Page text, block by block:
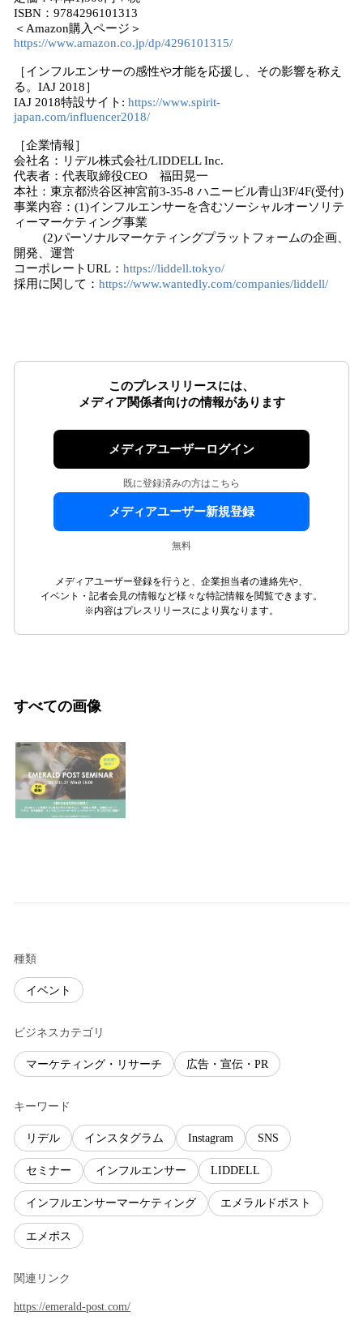
ISBN：9784296101313
＜Amazon購入ページ＞
https://www.amazon.co.jp/dp/4296101315/
［インフルエンサーの感性や才能を応援し、その影響を称え
る。IAJ 2018］
IAJ 2018特設サイト: https://www.spirit-
japan.com/influencer2018/
［企業情報］
会社名：リデル株式会社/LIDDELL Inc.
代表者：代表取締役CEO 福田晃一
本社：東京都渋谷区神宮前3-35-8 ハニービル青山3F/4F(受付)
事業内容：(1)インフルエンサーを含むソーシャルオーソリテ
ィーマーケティング事業
(2)パーソナルマーケティングプラットフォームの企画、
開発、運営
コーポレートURL： https://liddell.tokyo/
採用に関して： https://www.wantedly.com/companies/liddell/
このプレスリリースには、
メディア関係者向けの情報があります
メディアユーザーログイン
既に登録済みの方はこちら
メディアユーザー新規登録
無料
メディアユーザー登録を行うと、企業担当者の連絡先や、
イベント・記者会見の情報など様々な特記情報を閲覧できます。
※内容はプレスリリースにより異なります。
すべての画像
種類
イベント
ビジネスカテゴリ
マーケティング・リサーチ 広告・宣伝・PR
キーワード
リデル インスタグラム Instagram SNS
セミナー インフルエンサー LIDDELL
インフルエンサーマーケティング エメラルドポスト
エメポス
関連リンク
https://emerald-post.com/